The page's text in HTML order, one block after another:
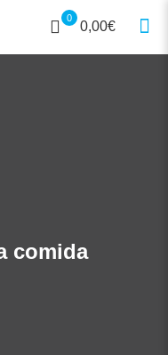
0
0,00€
comida